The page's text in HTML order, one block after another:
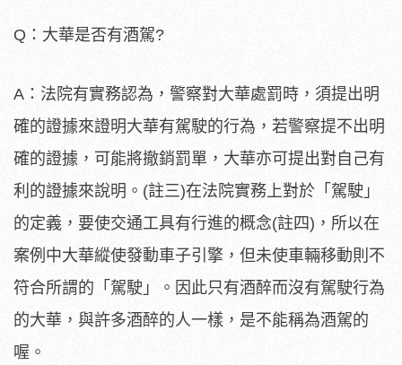
Q：大華是否有酒駕?
A：法院有實務認為，警察對大華處罰時，須提出明
確的證據來證明大華有駕駛的行為，若警察提不出明
確的證據，可能將撤銷罰單，大華亦可提出對自己有
利的證據來說明。(註三)在法院實務上對於「駕駛」
的定義，要使交通工具有行進的概念(註四)，所以在
案例中大華縱使發動車子引擎，但未使車輛移動則不
符合所謂的「駕駛」。因此只有酒醉而沒有駕駛行為
的大華，與許多酒醉的人一樣，是不能稱為酒駕的
喔。